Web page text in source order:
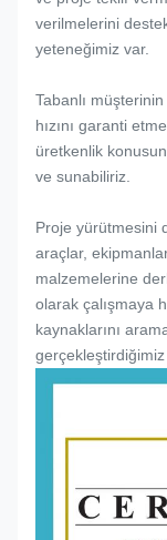
verilmelerini
yeteneğimiz var.
Tabanlı
hızını garanti
üretkenlik
ve sunabiliriz.
Proje yürütmesini
araçlar,
malzemelerine
olarak çalışmaya
kaynaklarını